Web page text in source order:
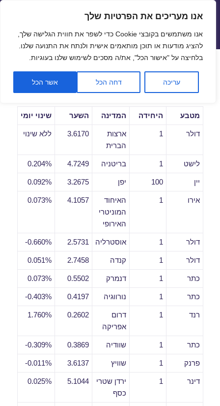
פתח
אנו מעריכים את הפרטיות שלך
אנו משתמשים בקובצי Cookie כדי לשפר את חווית הגלישה שלך,
להציג מודעות או תוכן מותאמים אישית ולנתח את התנועה שלנו.
בלחיצה על "אישור הכל", את/ה מסכים לשימוש שלנו בעוגיות.
עריכה דחה הכל אשר הכל
שערי חליפין יציגים – שער יציג
תפריטים
ווידג'טים
שערי חליפין יומיים לתאריך
21/02/2019
מטבע היחידה המדינה השער שינוי יומי
דולר 1
ארצות
הברית
3.6170 ללא שינוי
לישט 1 בריטניה 4.7249
0.204%
יין 100 יפן 3.2675
0.092%
אירו 1
האיחוד
המוניטרי
האירופי
4.1057
0.073%
דולר 1 אוסטרליה 2.5731
0.660%-
דולר 1 קנדה 2.7458
0.051%
כתר 1 דנמרק 0.5502
0.073%
כתר 1 נורווגיה 0.4197
0.403%-
רנד 1
דרום
אפריקה
0.2602
1.760%
כתר 1 שוודיה 0.3869
0.309%-
פרנק 1 שוויץ 3.6137
0.011%-
דינר 1
ירדן שטרי
כסף
5.1044
0.025%